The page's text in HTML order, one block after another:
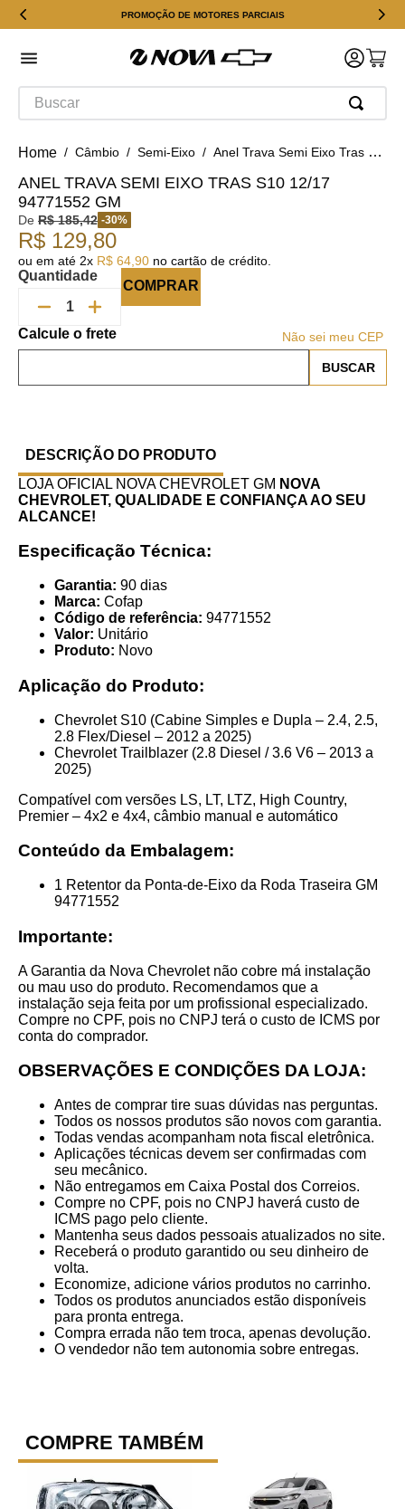
PROMOÇÃO DE MOTORES PARCIAIS
Buscar
Câmbio Semi-Eixo Anel Trava Semi Eixo Tras S10 12/17 94771552 gm
ANEL TRAVA SEMI EIXO TRAS S10 12/17
94771552 GM
De R$ 185,42 -30%
R$ 129,80
ou em até 2x R$ 64 90 no cartão de crédito.
Quantidade
COMPRAR
Não sei meu CEP
DESCRIÇÃO DO PRODUTO
LOJA OFICIAL NOVA CHEVROLET GM NOVA
CHEVROLET, QUALIDADE E CONFIANÇA AO SEU
ALCANCE!
Especificação Técnica:
Garantia: 90 dias
Marca: Cofap
Código de referência: 94771552
Valor: Unitário
Produto: Novo
Aplicação do Produto:
Chevrolet S10 (Cabine Simples e Dupla – 2.4, 2.5,
2.8 Flex/Diesel – 2012 a 2025)
Chevrolet Trailblazer (2.8 Diesel / 3.6 V6 – 2013 a
2025)
Compatível com versões LS, LT, LTZ, High Country,
Premier – 4x2 e 4x4, câmbio manual e automático
Conteúdo da Embalagem:
1 Retentor da Ponta-de-Eixo da Roda Traseira GM
94771552
Importante:
A Garantia da Nova Chevrolet não cobre má instalação
ou mau uso do produto. Recomendamos que a
instalação seja feita por um profissional especializado.
Compre no CPF, pois no CNPJ terá o custo de ICMS por
conta do comprador.
OBSERVAÇÕES E CONDIÇÕES DA LOJA:
Antes de comprar tire suas dúvidas nas perguntas.
Todos os nossos produtos são novos com garantia.
Todas vendas acompanham nota fiscal eletrônica.
Aplicações técnicas devem ser confirmadas com
seu mecânico.
Não entregamos em Caixa Postal dos Correios.
Compre no CPF, pois no CNPJ haverá custo de
ICMS pago pelo cliente.
Mantenha seus dados pessoais atualizados no site.
Receberá o produto garantido ou seu dinheiro de
volta.
Economize, adicione vários produtos no carrinho.
Todos os produtos anunciados estão disponíveis
para pronta entrega.
Compra errada não tem troca, apenas devolução.
O vendedor não tem autonomia sobre entregas.
COMPRE TAMBÉM